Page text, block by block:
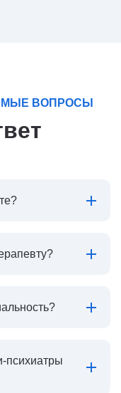
ВОПРОСЫ
психиатры